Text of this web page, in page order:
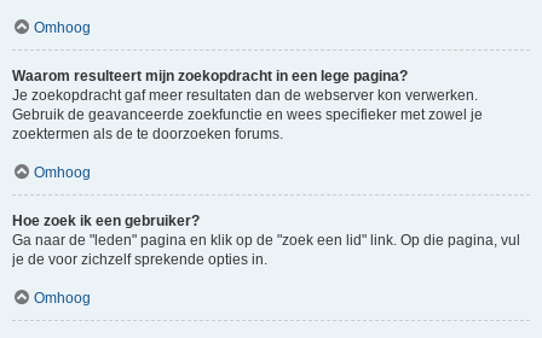
Omhoog
Waarom resulteert mijn zoekopdracht in een lege pagina?
Je zoekopdracht gaf meer resultaten dan de webserver kon verwerken.
Gebruik de geavanceerde zoekfunctie en wees specifieker met zowel je
zoektermen als de te doorzoeken forums.
Omhoog
Hoe zoek ik een gebruiker?
Ga naar de "leden" pagina en klik op de "zoek een lid" link. Op die pagina, vul
je de voor zichzelf sprekende opties in.
Omhoog